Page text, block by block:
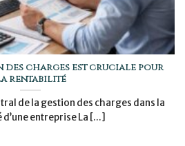
des charges est cruciale pour
rentabilité
de la gestion des charges dans la
entreprise La [...]